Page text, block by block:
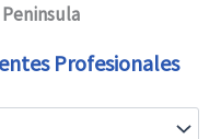
Profesionales